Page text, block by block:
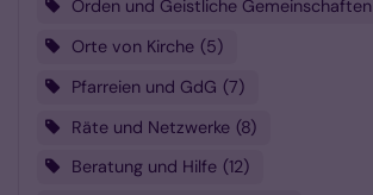
Orden und Geistliche Gemeinschaften
Orte von Kirche 5
Pfarreien und GdG 7
Räte und Netzwerke 8
Beratung und Hilfe 12